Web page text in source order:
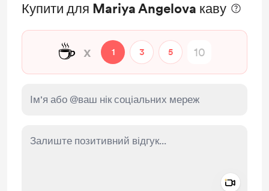
Купити для Mariya Angelova каву
☕ x 1 3 5